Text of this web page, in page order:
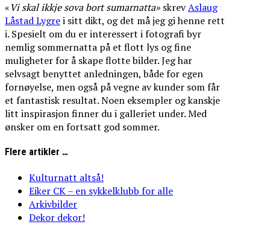
«Viskalikkjesovabort sumarnatta» skrevAslaug
Låstad Lygrei sitt dikt, og det må jeg gi henne rett
i. Spesielt om du er interessert i fotografi byr
nemlig sommernatta på et flott lys og fine
muligheter for å skape flotte bilder. Jeg har
selvsagt benyttet anledningen, både for egen
fornøyelse, men også på vegne av kunder som får
et fantastisk resultat. Noen eksempler og kanskje
litt inspirasjon finner du i galleriet under. Med
ønsker om en fortsatt god sommer.
Flere artikler …
Kulturnatt altså!
Eiker CK – en sykkelklubb for alle
Arkivbilder
Dekor dekor!